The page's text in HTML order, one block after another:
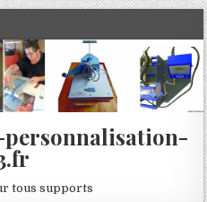
tous supports